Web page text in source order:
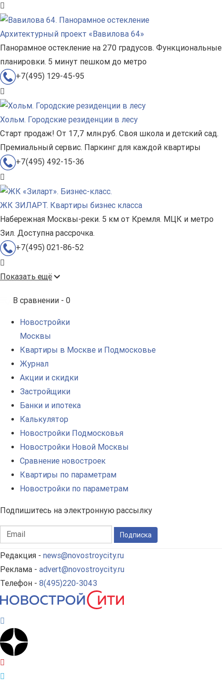
Архитектурный проект «Вавилова 64»
Панорамное остекление на 270 градусов. Функциональные
планировки. 5 минут пешком до метро
+7(495) 129-45-95
Хольм. Городские резиденции в лесу
Старт продаж! От 17,7 млн.руб. Своя школа и детский сад.
Премиальный сервис. Паркинг для каждой квартиры
+7(495) 492-15-36
ЖК ЗИЛАРТ. Квартиры бизнес класса
Набережная Москвы-реки. 5 км от Кремля. МЦК и метро
Зил. Доступна рассрочка.
+7(495) 021-86-52
Показать ещё
В сравнении - 0
Новостройки
Москвы
Квартиры в Москве и Подмосковье
Журнал
Акции и скидки
Застройщики
Банки и ипотека
Калькулятор
Новостройки Подмосковья
Новостройки Новой Москвы
Сравнение новостроек
Квартиры по параметрам
Новостройки по параметрам
Подпишитесь на электронную рассылку
Подписка
Редакция - news@novostroycity.ru
Реклама - advert@novostroycity.ru
Телефон - 8(495)220-3043